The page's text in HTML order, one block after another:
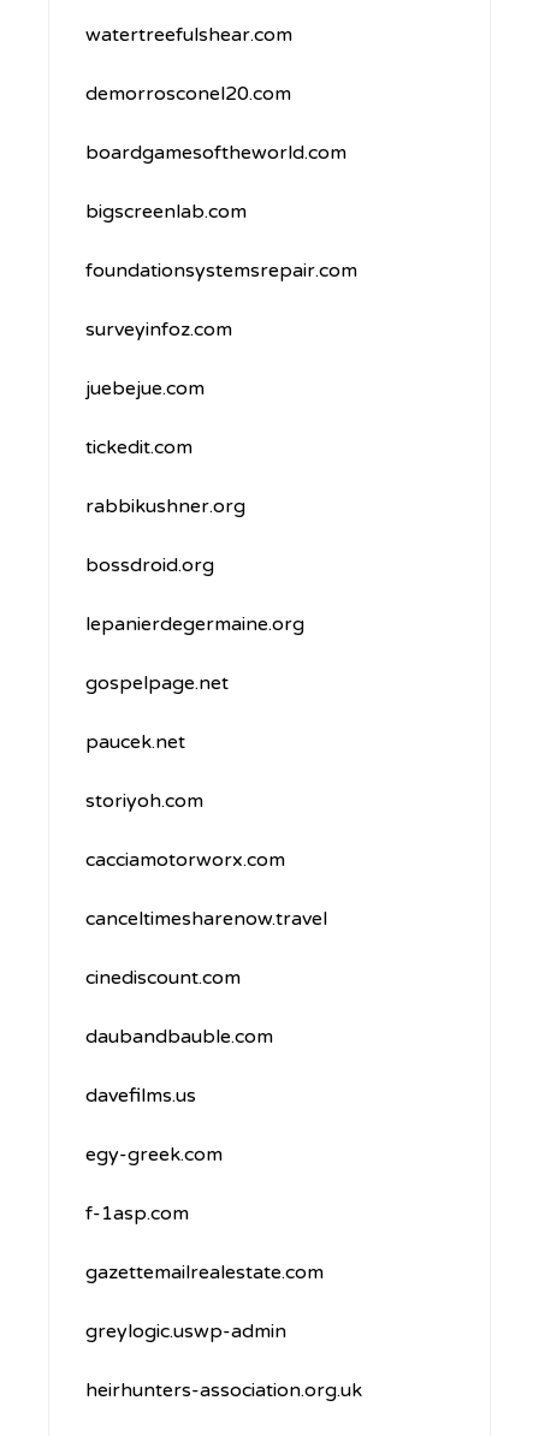
watertreefulshear.com
demorrosconel20.com
boardgamesoftheworld.com
bigscreenlab.com
foundationsystemsrepair.com
surveyinfoz.com
juebejue.com
tickedit.com
rabbikushner.org
bossdroid.org
lepanierdegermaine.org
gospelpage.net
paucek.net
storiyoh.com
cacciamotorworx.com
canceltimesharenow.travel
cinediscount.com
daubandbauble.com
davefilms.us
egy-greek.com
f-1asp.com
gazettemailrealestate.com
greylogic.uswp-admin
heirhunters-association.org.uk